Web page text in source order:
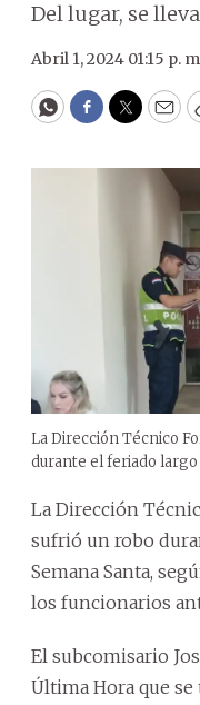
Del lugar, se
Abril 1, 2024 01:15 p.
WhatsApp
Facebook
Twitter
La Dirección Técnico
durante el feriado largo
La Dirección
sufrió un robo
Semana Santa,
los funcionarios
El subcomisario
Última Hora que